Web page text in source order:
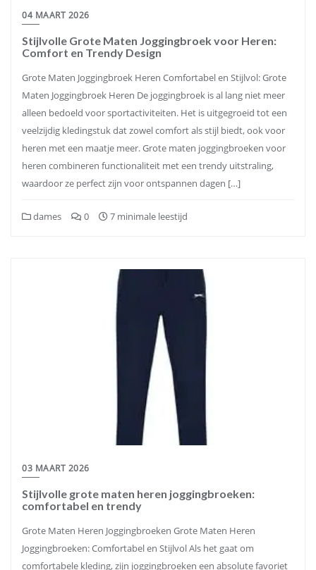
04 MAART 2026
Stijlvolle Grote Maten Joggingbroek voor Heren:
Comfort en Trendy Design
Grote Maten Joggingbroek Heren Comfortabel en Stijlvol: Grote
Maten Joggingbroek Heren De joggingbroek is al lang niet meer
alleen bedoeld voor sportactiviteiten. Het is uitgegroeid tot een
veelzijdig kledingstuk dat zowel comfort als stijl biedt, ook voor
heren met een maatje meer. Grote maten joggingbroeken voor
heren combineren functionaliteit met een trendy uitstraling,
waardoor ze perfect zijn voor ontspannen dagen […]
dames 0 7 minimale leestijd
03 MAART 2026
Stijlvolle grote maten heren joggingbroeken:
comfortabel en trendy
Grote Maten Heren Joggingbroeken Grote Maten Heren
Joggingbroeken: Comfortabel en Stijlvol Als het gaat om
comfortabele kleding, zijn joggingbroeken een absolute favoriet